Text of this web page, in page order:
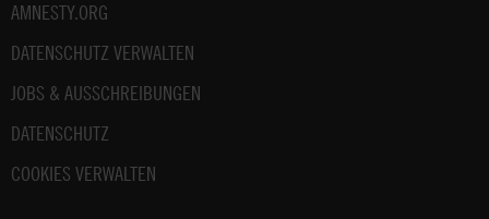
AMNESTY.ORG
DATENSCHUTZ VERWALTEN
JOBS & AUSSCHREIBUNGEN
DATENSCHUTZ
COOKIES VERWALTEN